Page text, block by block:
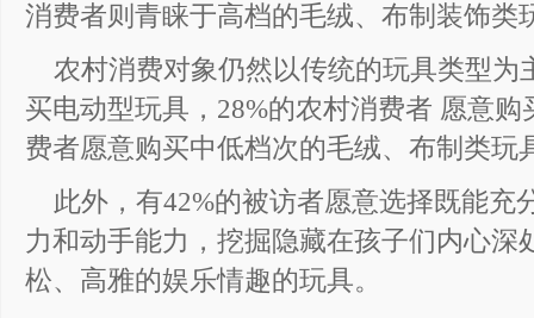
消费者则青睐于高档的毛绒、布制装饰类
农村消费对象仍然以传统的玩具类型为
买电动型玩具，28%的农村消费者 愿意
费者愿意购买中低档次的毛绒、布制类玩
此外，有42%的被访者愿意选择既能充
力和动手能力，挖掘隐藏在孩子们内心深
松、高雅的娱乐情趣的玩具。